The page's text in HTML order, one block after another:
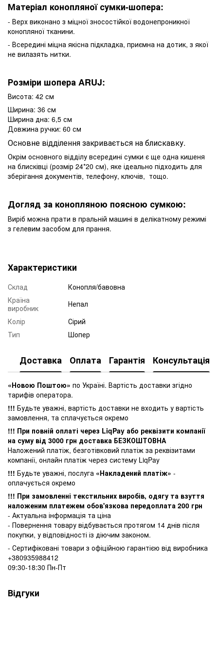
Матеріал конопляної сумки-шопера:
- Верх виконано з міцної зносостійкої водонепроникної
конопляної тканини.
- Всередині міцна якісна підкладка, приємна на дотик, з якої
не вилазять нитки.
Розміри шопера ARUJ:
Висота: 42 см
Ширина: 36 см
Ширина дна: 6,5 см
Довжина ручки: 60 см
Основне відділення закривається на блискавку.
Окрім основного відділу всередині сумки є ще одна кишеня
на блисківці (розмір 24*20 см), яке ідеально підходить для
зберігання документів, телефону, ключів, тощо.
Догляд за конопляною поясною сумкою:
Виріб можна прати в пральній машині в делікатному режимі
з гелевим засобом для прання.
Характеристики
Склад
Конопля/бавовна
Країна
виробник
Непал
Колір
Сірий
Тип
Шопер
Доставка Оплата Гарантія Консультація
«Новою Поштою» по Україні. Вартість доставки згідно
тарифів оператора.
!!! Будьте уважні, вартість доставки не входить у вартість
замовлення, та сплачується окремо
!!! При повній оплаті через LiqPay або реквізити компанії
на суму від 3000 грн доставка БЕЗКОШТОВНА
Наложений платіж, безготівковий платіж за реквізитами
компанії, онлайн платіж через систему LiqPay
!!! Будьте уважні, послуга «Накладений платіж» -
оплачується окремо
!!! При замовленні текстильних виробів, одягу та взуття
наложеним платежем обов'язкова передоплата 200 грн
- Актуальна інформація та ціна
- Повернення товару відбувається протягом 14 днів після
покупки, у відповідності із діючим законом.
- Сертифіковані товари з офіційною гарантією від виробника
+380935988412
09:30-18:30 Пн-Пт
Відгуки